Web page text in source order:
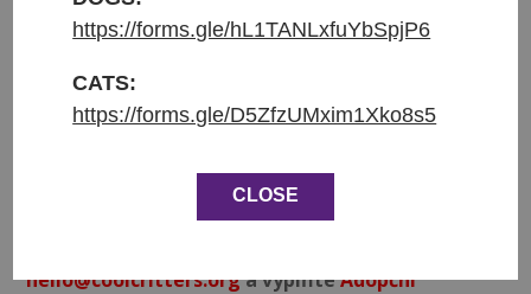
Váha: 12.7 kg
❤ Goldie hledá domov ❤
Podmínky adopce jsou podpis adopční smlouvy a
zaplacení adopčního poplatku ve výši 3 900 Kč.
hello@coolcritters.orga vyplňteAdopční
https://forms.gle/hL1TANLxfuYbSpjP6
CATS:
https://forms.gle/D5ZfzUMxim1Xko8s5
CLOSE